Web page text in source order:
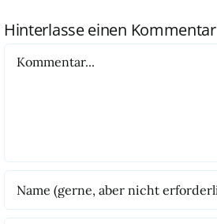
Hinterlasse einen Kommentar